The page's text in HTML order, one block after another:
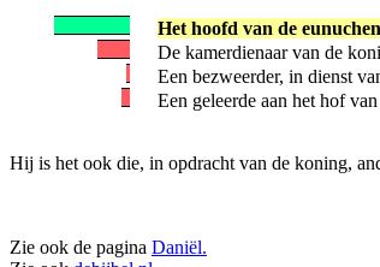
Het hoofd van de
De kamerdienaar van de
Een bezweerder, in dienst
Een geleerde aan het hof
Hij is het ook die, in opdracht van de koning,
Zie ook de pagina Daniël.